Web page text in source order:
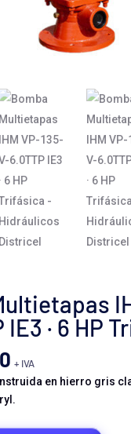
IE3 · 6 HP
+ IVA
en hierro gris